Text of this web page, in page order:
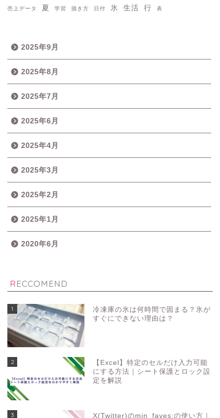
売上データ 夏 学習 描き方 日付 氷 生活 行 表
2025年9月
2025年8月
2025年7月
2025年6月
2025年4月
2025年3月
2025年2月
2025年1月
2020年6月
RECCOMEND
1
冷凍庫の氷は何時間で固まる？氷が
すぐにできない理由は？
2
【Excel】特定のセルだけ入力可能
にする方法｜シート保護とロック設
定を解説
3 X(Twitter)のmin_faves:の使い方｜